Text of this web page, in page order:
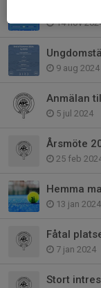
14 nov
9 aug 2024
Anmälan
5 jul 2024
Årsmöte
25 feb
Hemma
13 jan 2024
Fåtal
7 jan 2024
Stort